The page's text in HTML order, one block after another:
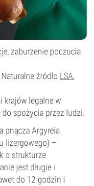
zaburzenie poczucia
Naturalne źródło LSA,
krajów legalne w
spożycia przez ludzi.
pnącza Argyreia
lizergowego) –
o strukturze
jest długie i
do 12 godzin i